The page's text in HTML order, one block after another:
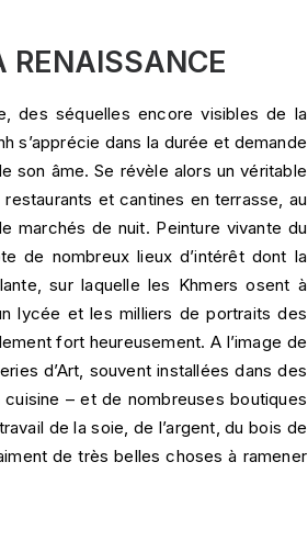
RENAISSANCE
des séquelles encore visibles de la
s’apprécie dans la durée et demande
son âme. Se révèle alors un véritable
et cantines en terrasse, au
marchés de nuit. Peinture vivante du
de nombreux lieux d’intérêt dont la
sur laquelle les Khmers osent à
lycée et les milliers de portraits des
fort heureusement. A l’image de
d’Art, souvent installées dans des
– et de nombreuses boutiques
de la soie, de l’argent, du bois de
de très belles choses à ramener